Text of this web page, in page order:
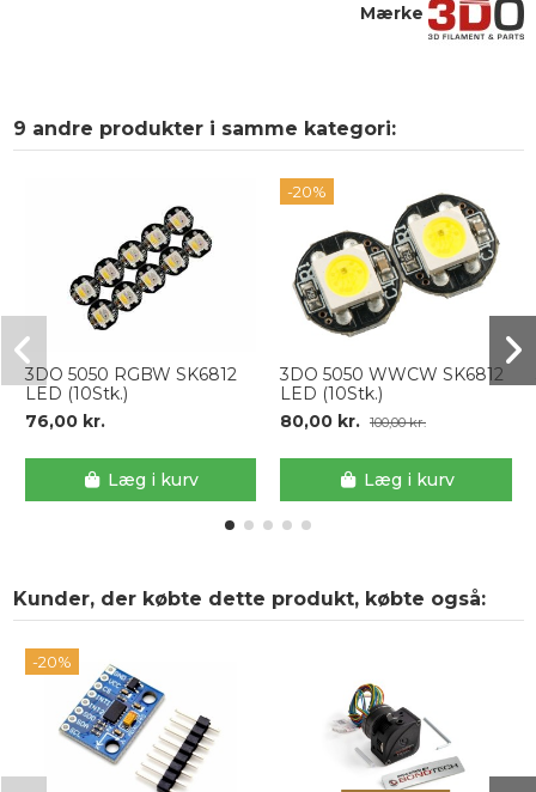
Mærke
9 andre produkter i samme kategori:
3DO 5050 RGBW SK6812
LED (10Stk.)
76,00 kr.
Læg i kurv
-20%
3DO 5050 WWCW SK6812
LED (10Stk.)
80,00 kr. 100,00 kr.
Læg i kurv
Kunder, der købte dette produkt, købte også:
-20%